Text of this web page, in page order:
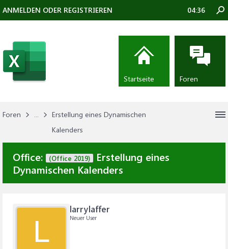
Foren ...
Erstellung eines Dynamischen
Kalenders
Office: (Office 2019)
Erstellung eines
Dynamischen Kalenders
L
larrylaffer
Neuer User
ANMELDEN ODER REGISTRIEREN 04:36
Startseite Foren